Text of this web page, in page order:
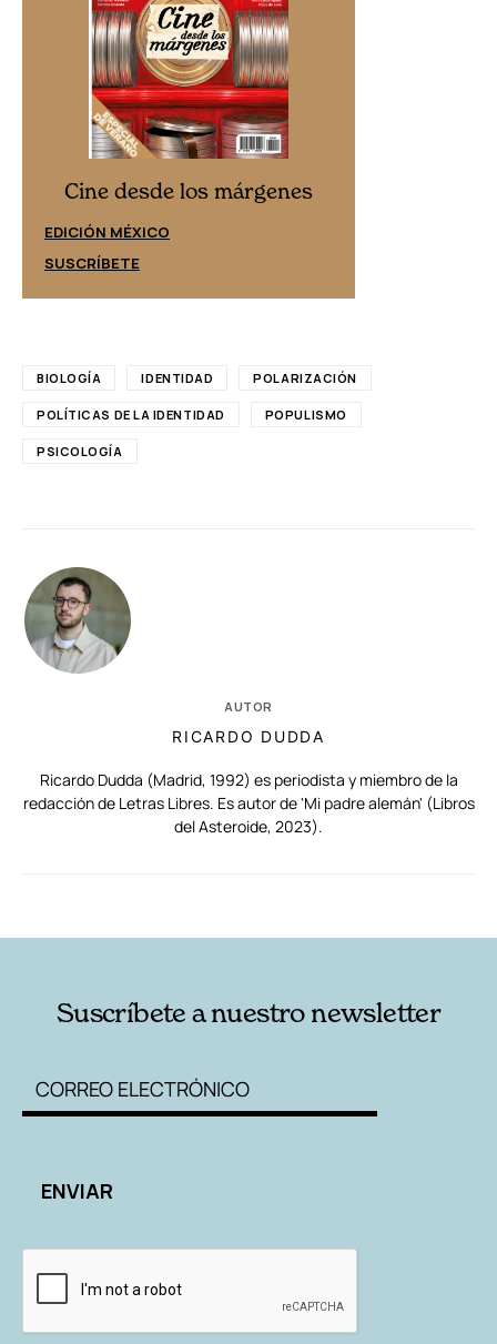
Cine desde los márgenes
EDICIÓN MÉXICO
SUSCRÍBETE
BIOLOGÍA IDENTIDAD POLARIZACIÓN
POLÍTICAS DE LA IDENTIDAD POPULISMO
PSICOLOGÍA
AUTOR
RICARDO DUDDA
Ricardo Dudda (Madrid, 1992) es periodista y miembro de la
redacción de Letras Libres. Es autor de 'Mi padre alemán' (Libros
del Asteroide, 2023).
Suscríbete a nuestro newsletter